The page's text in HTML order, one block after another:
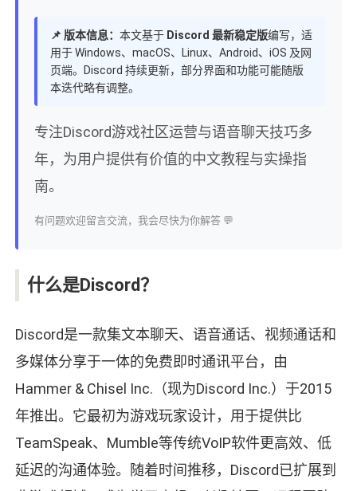
📌 版本信息： 本文基于 Discord 最新稳定版编写，适
用于 Windows、macOS、Linux、Android、iOS 及网
页端。Discord 持续更新，部分界面和功能可能随版
本迭代略有调整。
专注Discord游戏社区运营与语音聊天技巧多
年，为用户提供有价值的中文教程与实操指
南。
有问题欢迎留言交流，我会尽快为你解答 💬
什么是Discord？
Discord是一款集文本聊天、语音通话、视频通话和
多媒体分享于一体的免费即时通讯平台，由
Hammer & Chisel Inc.（现为Discord Inc.）于2015
年推出。它最初为游戏玩家设计，用于提供比
TeamSpeak、Mumble等传统VoIP软件更高效、低
延迟的沟通体验。随着时间推移，Discord已扩展到